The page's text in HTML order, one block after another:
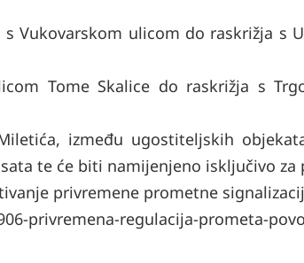
Vukovarskom ulicom do raskrižja s
Tome Skalice do raskrižja s
između ugostiteljskih
te će biti namijenjeno isključivo
privremene prometne
privremena-regulacija-prometa-